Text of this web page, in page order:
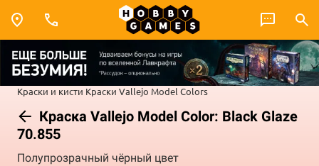
Краски и кисти Краски Vallejo Model Colors
Краска Vallejo Model Color: Black Glaze
70.855
Полупрозрачный чёрный цвет